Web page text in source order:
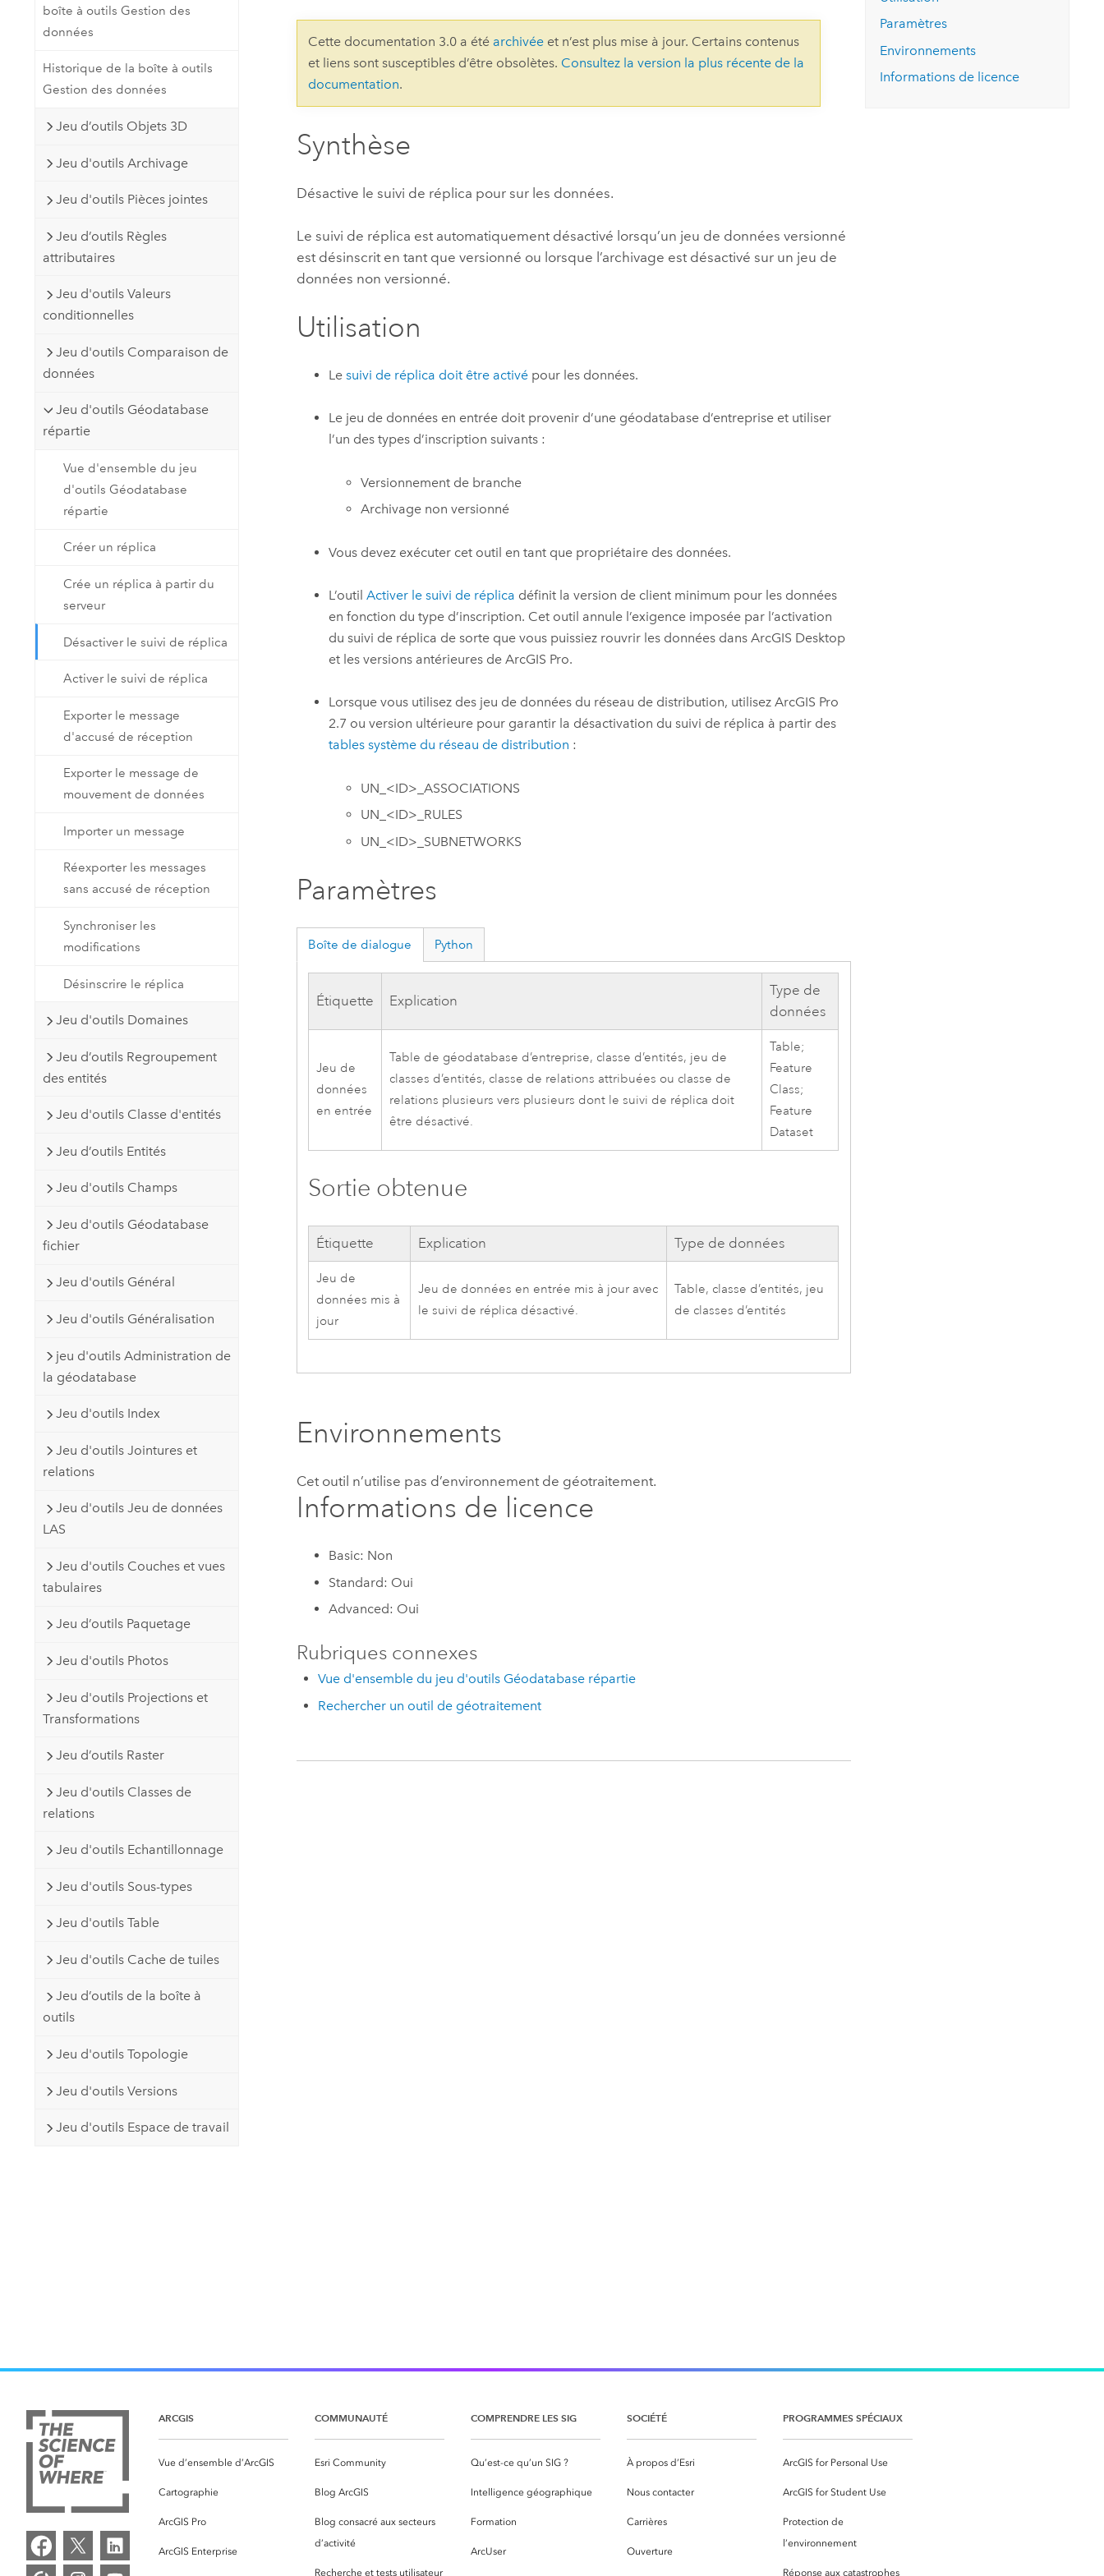
cartographie et d’analyse spatiale
Tous les produits
essai gratuit.
Explorer ce cours
professionnels et
technologiques
perspectives et
tendances de
l’univers
Lire le récit
boîte à outils Gestion des
données
Historique de la boîte à outils
Gestion des données
Jeu d’outils Objets 3D
Jeu d'outils Archivage
Jeu d'outils Pièces jointes
Jeu d’outils Règles
attributaires
Jeu d'outils Valeurs
conditionnelles
Jeu d'outils Comparaison de
données
Jeu d'outils Géodatabase
répartie
Vue d'ensemble du jeu
d'outils Géodatabase
répartie
Créer un réplica
Crée un réplica à partir du
serveur
Désactiver le suivi de réplica
Activer le suivi de réplica
Exporter le message
d'accusé de réception
Exporter le message de
mouvement de données
Importer un message
Réexporter les messages
sans accusé de réception
Synchroniser les
modifications
Désinscrire le réplica
Jeu d'outils Domaines
Jeu d’outils Regroupement
des entités
Jeu d'outils Classe d'entités
Jeu d’outils Entités
Jeu d'outils Champs
Jeu d'outils Géodatabase
fichier
Jeu d'outils Général
Jeu d'outils Généralisation
jeu d'outils Administration de
la géodatabase
Jeu d'outils Index
Jeu d'outils Jointures et
relations
Jeu d'outils Jeu de données
LAS
Jeu d'outils Couches et vues
tabulaires
Jeu d’outils Paquetage
Jeu d'outils Photos
Jeu d'outils Projections et
Transformations
Jeu d’outils Raster
Jeu d'outils Classes de
relations
Jeu d'outils Echantillonnage
Jeu d'outils Sous-types
Jeu d'outils Table
Jeu d'outils Cache de tuiles
Jeu d’outils de la boîte à
outils
Jeu d'outils Topologie
Jeu d'outils Versions
Jeu d'outils Espace de travail
Cette documentation 3.0 a été archivée et n’est plus mise à jour. Certains contenus
et liens sont susceptibles d’être obsolètes. Consultez la version la plus récente de la
documentation.
Synthèse
Désactive le suivi de réplica pour sur les données.
Le suivi de réplica est automatiquement désactivé lorsqu’un jeu de données versionné
est désinscrit en tant que versionné ou lorsque l’archivage est désactivé sur un jeu de
données non versionné.
Utilisation
Le suivi de réplica doit être activépour les données.
Le jeu de données en entrée doit provenir d’une géodatabase d’entreprise et utiliser
l’un des types d’inscription suivants :
Versionnement de branche
Archivage non versionné
Vous devez exécuter cet outil en tant que propriétaire des données.
L’outil Activer le suivi de réplica définit la version de client minimum pour les données
en fonction du type d’inscription. Cet outil annule l’exigence imposée par l’activation
du suivi de réplica de sorte que vous puissiez rouvrir les données dans ArcGIS Desktop
et les versions antérieures de ArcGIS Pro.
Lorsque vous utilisez des jeu de données du réseau de distribution, utilisez ArcGIS Pro
2.7 ou version ultérieure pour garantir la désactivation du suivi de réplica à partir des
tables système du réseau de distribution :
UN_<ID>_ASSOCIATIONS
UN_<ID>_RULES
UN_<ID>_SUBNETWORKS
Paramètres
Boîte de dialogue Python
Étiquette Explication
Type de
données
Jeu de
données
en entrée
Table de géodatabase d’entreprise, classe d’entités, jeu de
classes d’entités, classe de relations attribuées ou classe de
relations plusieurs vers plusieurs dont le suivi de réplica doit
être désactivé.
Table;
Feature
Class;
Feature
Dataset
Sortie obtenue
Étiquette Explication Type de données
Jeu de
données mis à
jour
Jeu de données en entrée mis à jour avec
le suivi de réplica désactivé.
Table, classe d’entités, jeu
de classes d’entités
Environnements
Cet outil n’utilise pas d’environnement de géotraitement.
Informations de licence
Basic: Non
Standard: Oui
Advanced: Oui
Rubriques connexes
Vue d'ensemble du jeu d'outils Géodatabase répartie
Rechercher un outil de géotraitement
Paramètres
Environnements
Informations de licence
ARCGIS
Vue d’ensemble d’ArcGIS
Cartographie
ArcGIS Pro
ArcGIS Enterprise
COMMUNAUTÉ
Esri Community
Blog ArcGIS
Blog consacré aux secteurs
d’activité
Recherche et tests utilisateur
COMPRENDRE LES SIG
Qu’est-ce qu’un SIG ?
Intelligence géographique
Formation
ArcUser
SOCIÉTÉ
À propos d’Esri
Nous contacter
Carrières
Ouverture
PROGRAMMES SPÉCIAUX
ArcGIS for Personal Use
ArcGIS for Student Use
Protection de
l’environnement
Réponse aux catastrophes